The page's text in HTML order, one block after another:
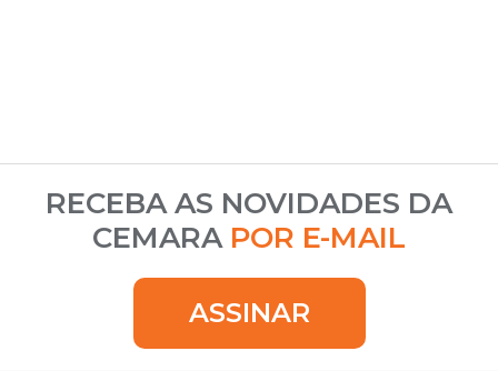
RECEBA AS NOVIDADES DA
CEMARA POR E-MAIL
ASSINAR